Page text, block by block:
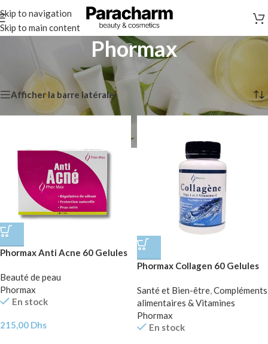
Skip to navigation
Skip to main content
Phormax
Marques /Phormax Affichage de 1–12 sur 13 résultats
Afficher la barre latérale
Phormax Anti Acne 60 Gelules
Beauté de peau
Phormax
En stock
215,00 Dhs
Phormax Collagen 60 Gelules
Santé et Bien-être,Compléments
alimentaires & Vitamines
Phormax
En stock